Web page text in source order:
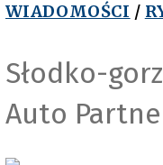
WIADOMOŚCI /
Słodko-
Auto